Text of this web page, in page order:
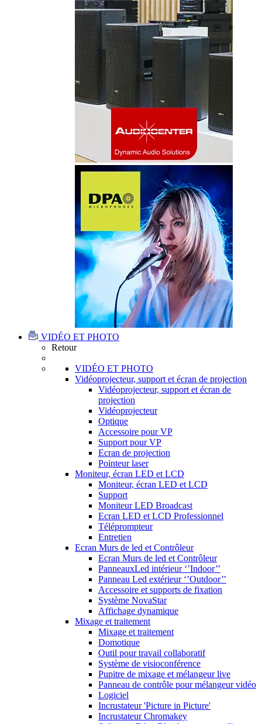
VIDÉO ET PHOTO
Retour
VIDÉO ET PHOTO
Vidéoprojecteur, support et écran de projection
Vidéoprojecteur, support et écran de
projection
Vidéoprojecteur
Optique
Accessoire pour VP
Support pour VP
Ecran de projection
Pointeur laser
Moniteur, écran LED et LCD
Moniteur, écran LED et LCD
Support
Moniteur LED Broadcast
Ecran LED et LCD Professionnel
Téléprompteur
Entretien
Ecran Murs de led et Contrôleur
Ecran Murs de led et Contrôleur
PanneauxLed intérieur ‘’Indoor’’
Panneau Led extérieur ‘’Outdoor’’
Accessoire et supports de fixation
Système NovaStar
Affichage dynamique
Mixage et traitement
Mixage et traitement
Domotique
Outil pour travail collaboratif
Système de visioconférence
Pupitre de mixage et mélangeur live
Panneau de contrôle pour mélangeur vidéo
Logiciel
Incrustateur 'Picture in Picture'
Incrustateur Chromakey